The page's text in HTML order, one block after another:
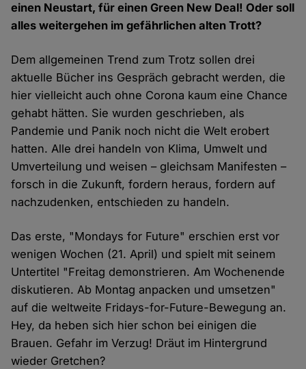
einen Neustart, für einen Green New Deal! Oder soll
alles weitergehen im gefährlichen alten Trott?
Dem allgemeinen Trend zum Trotz sollen drei
aktuelle Bücher ins Gespräch gebracht werden, die
hier vielleicht auch ohne Corona kaum eine Chance
gehabt hätten. Sie wurden geschrieben, als
Pandemie und Panik noch nicht die Welt erobert
hatten. Alle drei handeln von Klima, Umwelt und
Umverteilung und weisen – gleichsam Manifesten –
forsch in die Zukunft, fordern heraus, fordern auf
nachzudenken, entschieden zu handeln.
Das erste, "Mondays for Future" erschien erst vor
wenigen Wochen (21. April) und spielt mit seinem
Untertitel "Freitag demonstrieren. Am Wochenende
diskutieren. Ab Montag anpacken und umsetzen"
auf die weltweite Fridays-for-Future-Bewegung an.
Hey, da heben sich hier schon bei einigen die
Brauen. Gefahr im Verzug! Dräut im Hintergrund
wieder Gretchen?